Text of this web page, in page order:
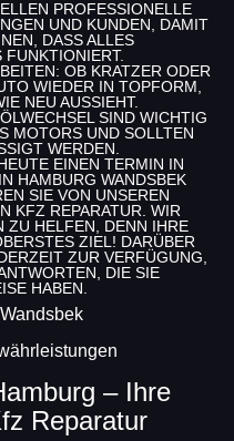
PROFESSIONELLE
UND KUNDEN, DAMIT
DASS ALLES
: OB KRATZER ODER
WIEDER IN TOPFORM,
NEU AUSSIEHT.
SIND WICHTIG F
UND SOLLTEN N
WERDEN.
EINEN TERMIN IN
HAMBURG WANDSBEK
SIE VON UNSEREN
KFZ REPARATUR . WIR
ZU HELFEN, DENN IHRE
ZIEL! DARÜBER
ZUR VERFÜGUNG,
DIE SIE
HABEN.
– Ihre
Reparatur